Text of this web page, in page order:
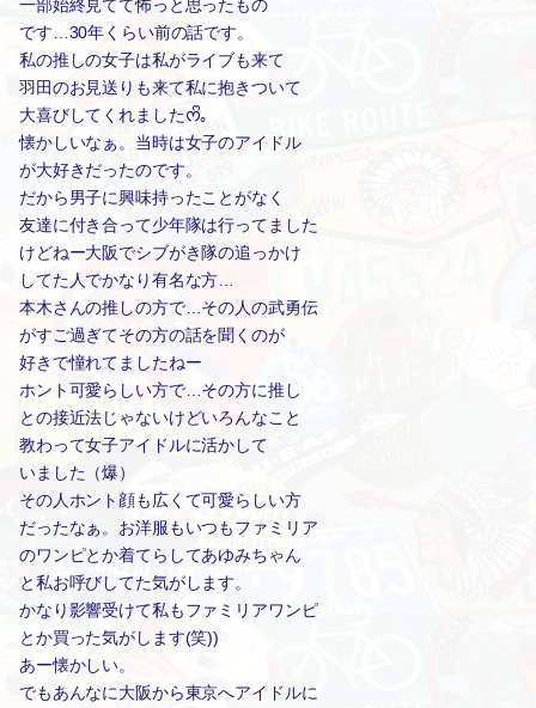
一部始終見てて怖っと思ったもの
です…30年くらい前の話です。
私の推しの女子は私がライブも来て
羽田のお見送りも来て私に抱きついて
大喜びしてくれましたᰔᩚ｡
懐かしいなぁ。当時は女子のアイドル
が大好きだったのです。
だから男子に興味持ったことがなく
友達に付き合って少年隊は行ってました
けどねー大阪でシブがき隊の追っかけ
してた人でかなり有名な方…
本木さんの推しの方で…その人の武勇伝
がすご過ぎてその方の話を聞くのが
好きで憧れてましたねー
ホント可愛らしい方で…その方に推し
との接近法じゃないけどいろんなこと
教わって女子アイドルに活かして
いました（爆）
その人ホント顔も広くて可愛らしい方
だったなぁ。お洋服もいつもファミリア
のワンピとか着てらしてあゆみちゃん
と私お呼びしてた気がします。
かなり影響受けて私もファミリアワンピ
とか買った気がします(笑))
あー懐かしい。
でもあんなに大阪から東京へアイドルに